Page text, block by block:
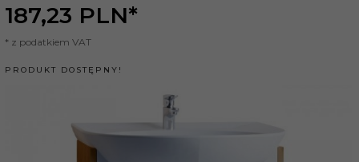
187,23 PLN*
* z podatkiem VAT
PRODUKT DOSTĘPNY!